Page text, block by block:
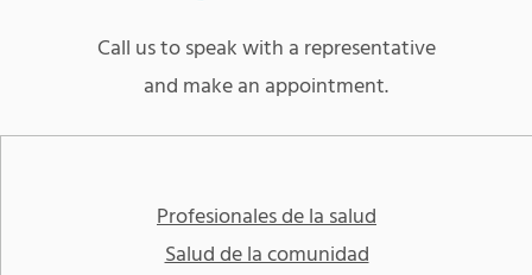
Call us to speak with a representative
and make an appointment.
Profesionales de la salud
Salud de la comunidad